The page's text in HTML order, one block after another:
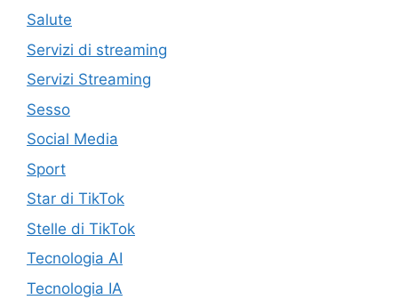
Salute
Servizi di streaming
Servizi Streaming
Sesso
Social Media
Sport
Star di TikTok
Stelle di TikTok
Tecnologia AI
Tecnologia IA